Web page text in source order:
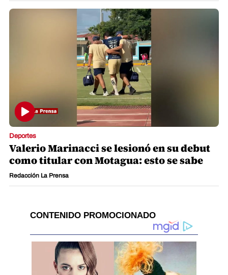
Deportes
Valerio Marinacci se lesionó en su debut
como titular con Motagua: esto se sabe
Redacción La Prensa